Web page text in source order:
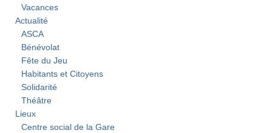
Vacances
Actualité
ASCA
Bénévolat
Fête du Jeu
Habitants et Citoyens
Solidarité
Théâtre
Lieux
Centre social de la Gare